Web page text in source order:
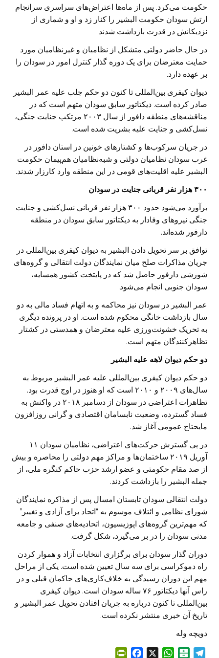
حکومت می‌کرد. پس از ماه‌ها اعتراض‌های سراسری سرانجام
ارتش سودان حکومت البشیر را کنار زد و او و شماری از
نزدیکانش در قدرت بازداشت شدند.
در حال حاضر دولتی متشکل از نظامیان و غیرنظامیان مورد
حمایت معترضان برای یک دوره گذار کنترل امور در سودان را
بر عهده دارد.
دیوان کیفری بین‌المللی تا کنون دو حکم جلب علیه عمر البشیر
صادر کرده است. دیکتاتور سابق سودان متهم است که در
مناقشه‌های منطقه دافور از سال ۲۰۰۳ مرتکب جنایت جنگی،
نسل‌کشی و جنایت علیه بشریت شده است.
در جریان سرکوب‌ها و کشتارهای خونین در استان دافور در
غرب سودان نظامیان دولتی و شبه‌نظامیان هم‌پیمان حکومت
البشیر علیه اقلیت‌های قومی در این منطقه وارد کارزار شدند.
۳۰۰ هزار نفر قربانی جنایت در سودان
برآورد می‌شود حدود ۳۰۰ هزار نفر قربانی نسل‌کشی و جنایت
جنگی نیروهای وفادار به دیکتاتور سابق سودان در منطقه
دارفور شده‌اند.
توافق بر سر تحویل دادن البشیر به دیوان کیفری بین‌المللی در
جریان مذاکرات صلح میان نمایندگان دولت انتقالی و گروه‌های
شورشی دارفور حاصل شد که در پایتخت کشور همسایه،
سودان جنوبی انجام می‌شود.
عمر البشیر در سودان نیز محاکمه و به اتهام فساد مالی به دو
سال بازداشت خانگی محکوم شده است. او در پرونده دیگری
به تحریک خشونت‌ورزی علیه معترضان و همدستی در کشتار
تظاهرکنندگان متهم است.
دو حکم دیوان لاهه علیه البشیر
دو حکم دیوان کیفری بین‌المللی علیه عمر البشیر مربوط به
سال‌های ۲۰۰۹ و ۲۰۱۰ است که او هنوز در اوج قدرت بود.
تظاهرات اعتراضی در سودان از دسامبر ۲۰۱۸ در واکنش به
فساد گسترده، وضعیت نابسامان اقتصادی و گرانی روزافزون
مایحتاج عمومی آغاز شد.
در پی گسترش حرکت‌های اعتراضی، نظامیان سودان ۱۱
آوریل ۲۰۱۹ ساختمان‌ها و مراکز مهم دولتی را محاصره و بیش
از صد مقام حکومتی و عضو ارشد حزب حاکم کنگره ملی، از
جمله البشیر را بازداشت کردند.
دولت انتقالی سودان تابستان امسال پس از مذاکره نمایندگان
شورای نظامی و ائتلاف موسوم به “اتحاد برای آزادی و تغییر”
که مهم‌ترین گروه‌های اپوزیسیون، اتحادیه‌های صنفی و جامعه
مدنی سودان را در بر می‌گیرد، شکل گرفت.
دوران گذار سودان برای برگزاری انتخابات آزاد و هموار کردن
راه دموکراسی برای سه سال تعیین شده است. یکی از مراحل
مهم این دوران رسیدگی به خلاف‌کاری‌های حاکمان قبلی و در
راس آنها دیکتاتور ۷۶ ساله سودان است. دیوان کیفری
بین‌المللی تا کنون درباره به جریان افتادن تحویل عمر البشیر و
تاریخ آن خبری منتشر نکرده است.
دویچه وله
W